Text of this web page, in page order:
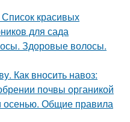
красивых
для сада
Здоровые волосы.
Как вносить навоз:
почвы органикой
осенью. Общие правила